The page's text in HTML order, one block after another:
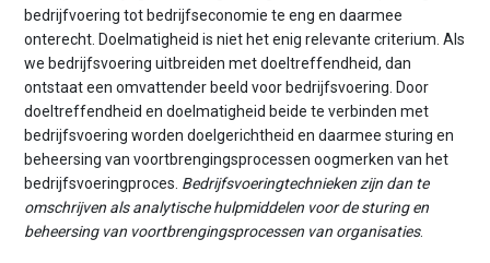
bedrijfvoering tot bedrijfseconomie te eng en daarmee
onterecht. Doelmatigheid is niet het enig relevante criterium. Als
we bedrijfsvoering uitbreiden met doeltreffendheid, dan
ontstaat een omvattender beeld voor bedrijfsvoering. Door
doeltreffendheid en doelmatigheid beide te verbinden met
bedrijfsvoering worden doelgerichtheid en daarmee sturing en
beheersing van voortbrengingsprocessen oogmerken van het
bedrijfsvoeringproces. Bedrijfsvoeringtechnieken zijn dan te
omschrijven als analytische hulpmiddelen voor de sturing en
beheersing van voortbrengingsprocessen van organisaties.